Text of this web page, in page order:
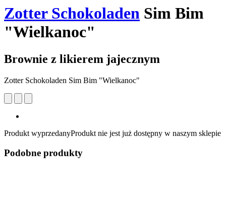
Zotter Schokoladen Sim Bim
"Wielkanoc"
Brownie z likierem jajecznym
Zotter Schokoladen Sim Bim "Wielkanoc"
Produkt wyprzedanyProdukt nie jest już dostępny w naszym sklepie
Podobne produkty